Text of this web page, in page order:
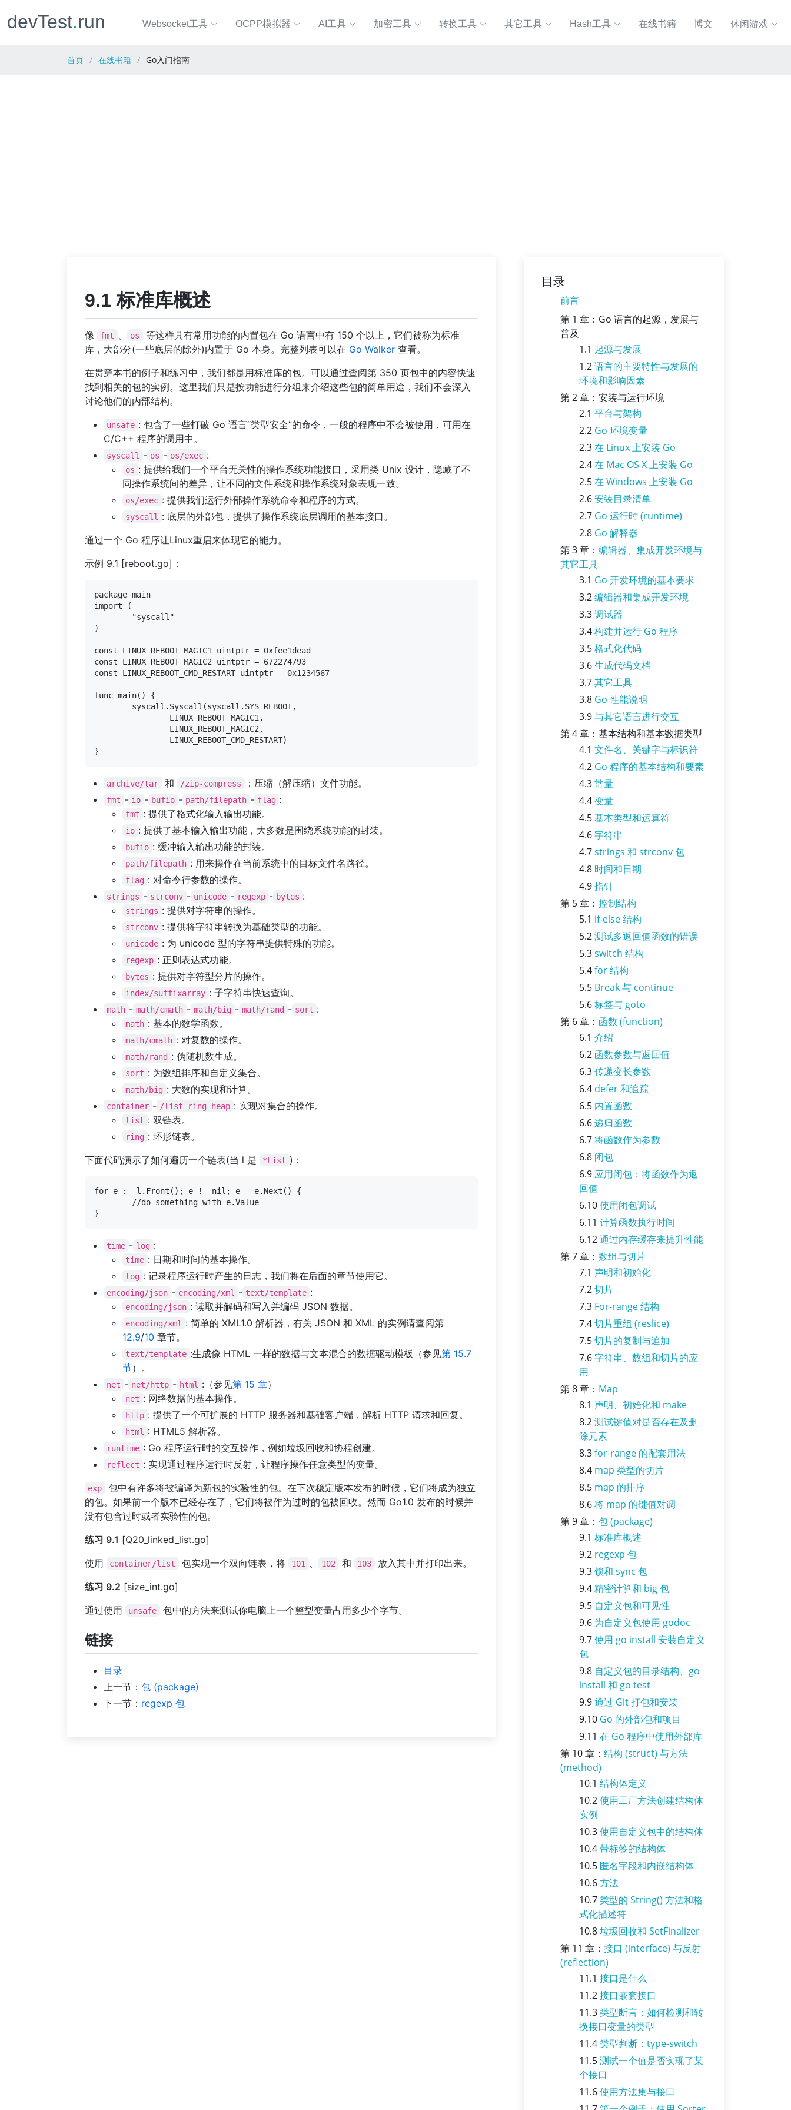
devTest.run Websocket工具 OCPP模拟器 AI工具 加密工具 转换工具 其它工具 Hash工具 在线书籍 博文 休闲游戏
首页 在线书籍 Go入门指南
9.1 标准库概述
像 fmt os
等这样具有常用功能的内置包在 Go 语言中有 150 个以上，它们被称为标准
库，大部分(一些底层的除外)内置于 Go 本身。完整列表可以在 Go Walker 查看。
在贯穿本书的例子和练习中，我们都是用标准库的包。可以通过查阅第 350 页包中的内容快速
找到相关的包的实例。这里我们只是按功能进行分组来介绍这些包的简单用途，我们不会深入
讨论他们的内部结构。
unsafe : 包含了一些打破 Go 语言“类型安全”的命令，一般的程序中不会被使用，可用在
C/C++ 程序的调用中。
syscall - os - os/exec :
os : 提供给我们一个平台无关性的操作系统功能接口，采用类 Unix 设计，隐藏了不
同操作系统间的差异，让不同的文件系统和操作系统对象表现一致。
os/exec : 提供我们运行外部操作系统命令和程序的方式。
syscall
: 底层的外部包，提供了操作系统底层调用的基本接口。
通过一个 Go 程序让Linux重启来体现它的能力。
示例 9.1 [reboot.go]：
package main
import (
)
const LINUX_REBOOT_MAGIC1 uintptr = 0xfee1dead
const LINUX_REBOOT_MAGIC2 uintptr = 672274793
const LINUX_REBOOT_CMD_RESTART uintptr = 0x1234567
func main() {
archive/tar 和 /zip-compress ：压缩（解压缩）文件功能。
fmt - io - bufio - path/filepath - flag :
fmt : 提供了格式化输入输出功能。
io : 提供了基本输入输出功能，大多数是围绕系统功能的封装。
bufio : 缓冲输入输出功能的封装。
path/filepath : 用来操作在当前系统中的目标文件名路径。
flag : 对命令行参数的操作。
strings - strconv - unicode - regexp - bytes :
strings : 提供对字符串的操作。
strconv : 提供将字符串转换为基础类型的功能。
unicode : 为 unicode 型的字符串提供特殊的功能。
regexp : 正则表达式功能。
bytes : 提供对字符型分片的操作。
index/suffixarray : 子字符串快速查询。
math - math/cmath - math/big - math/rand - sort :
math : 基本的数学函数。
math/cmath : 对复数的操作。
math/rand : 伪随机数生成。
sort : 为数组排序和自定义集合。
math/big : 大数的实现和计算。
container - /list-ring-heap : 实现对集合的操作。
list : 双链表。
ring : 环形链表。
下面代码演示了如何遍历一个链表(当 l 是
*List )：
for e := l.Front(); e != nil; e = e.Next() {
time - log :
time : 日期和时间的基本操作。
log : 记录程序运行时产生的日志，我们将在后面的章节使用它。
encoding/json - encoding/xml - text/template :
encoding/json : 读取并解码和写入并编码 JSON 数据。
encoding/xml
: 简单的 XML1.0 解析器，有关 JSON 和 XML 的实例请查阅第
12.9/10 章节。
text/template :生成像 HTML 一样的数据与文本混合的数据驱动模板（参见第 15.7
节）。
net - net/http - html :（参见第 15 章）
net : 网络数据的基本操作。
http : 提供了一个可扩展的 HTTP 服务器和基础客户端，解析 HTTP 请求和回复。
html : HTML5 解析器。
runtime : Go 程序运行时的交互操作，例如垃圾回收和协程创建。
reflect : 实现通过程序运行时反射，让程序操作任意类型的变量。
exp
包中有许多将被编译为新包的实验性的包。在下次稳定版本发布的时候，它们将成为独立
的包。如果前一个版本已经存在了，它们将被作为过时的包被回收。然而 Go1.0 发布的时候并
没有包含过时或者实验性的包。
练习 9.1 [Q20_linked_list.go]
使用
container/list 包实现一个双向链表，将 101 102 和 103
放入其中并打印出来。
练习 9.2 [size_int.go]
通过使用
unsafe 包中的方法来测试你电脑上一个整型变量占用多少个字节。
链接
目录
上一节： 包 (package)
下一节： regexp 包
目录
前言
第 1 章：Go 语言的起源，发展与
普及
1.1 起源与发展
1.2语言的主要特性与发展的
环境和影响因素
第 2 章：安装与运行环境
2.1 平台与架构
2.2 Go 环境变量
2.3在 Linux 上安装 Go
2.4在 Mac OS X 上安装 Go
2.5在 Windows 上安装 Go
2.6安装目录清单
2.7 Go 运行时 (runtime)
2.8 Go 解释器
第 3 章： 编辑器、集成开发环境与
其它工具
3.1 Go 开发环境的基本要求
3.2编辑器和集成开发环境
3.3调试器
3.4构建并运行 Go 程序
3.5格式化代码
3.6生成代码文档
3.7其它工具
3.8 Go 性能说明
3.9与其它语言进行交互
第 4 章：基本结构和基本数据类型
4.1 文件名、关键字与标识符
4.2 Go 程序的基本结构和要素
4.3常量
4.4变量
4.5基本类型和运算符
4.6字符串
4.7strings 和 strconv 包
4.8 时间和日期
4.9指针
第 5 章： 控制结构
5.1 if-else 结构
5.2测试多返回值函数的错误
5.3switch 结构
5.4for 结构
5.5 Break 与 continue
5.6标签与 goto
第 6 章： 函数 (function)
6.1 介绍
6.2 函数参数与返回值
6.3传递变长参数
6.4 defer 和追踪
6.5 内置函数
6.6递归函数
6.7将函数作为参数
6.8 闭包
6.9 应用闭包：将函数作为返
回值
6.10使用闭包调试
6.11 计算函数执行时间
6.12通过内存缓存来提升性能
第 7 章： 数组与切片
7.1 声明和初始化
7.2切片
7.3 For-range 结构
7.4切片重组 (reslice)
7.5切片的复制与追加
7.6字符串、数组和切片的应
用
第 8 章： Map
8.1 声明、初始化和 make
8.2测试键值对是否存在及删
除元素
8.3for-range 的配套用法
8.4 map 类型的切片
8.5 map 的排序
8.6将 map 的键值对调
第 9 章： 包 (package)
9.1 标准库概述
9.2 regexp 包
9.3锁和 sync 包
9.4精密计算和 big 包
9.5 自定义包和可见性
9.6 为自定义包使用 godoc
9.7使用 go install 安装自定义
包
9.8 自定义包的目录结构、go
install 和 go test
9.9通过 Git 打包和安装
9.10 Go 的外部包和项目
9.11 在 Go 程序中使用外部库
第 10 章： 结构 (struct) 与方法
(method)
10.1 结构体定义
10.2使用工厂方法创建结构体
实例
10.3使用自定义包中的结构体
10.4带标签的结构体
10.5 匿名字段和内嵌结构体
10.6方法
10.7类型的 String() 方法和格
式化描述符
10.8垃圾回收和 SetFinalizer
第 11 章： 接口 (interface) 与反射
(reflection)
11.1 接口是什么
11.2接口嵌套接口
11.3类型断言：如何检测和转
换接口变量的类型
11.4类型判断：type-switch
11.5测试一个值是否实现了某
个接口
11.6使用方法集与接口